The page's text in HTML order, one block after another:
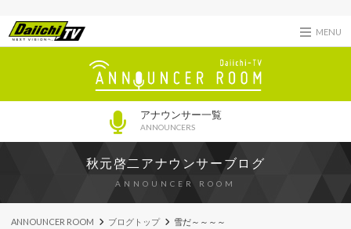
MENU
アナウンサー一覧
ANNOUNCERS
秋元啓二アナウンサーブログ
ANNOUNCER ROOM
ANNOUNCER ROOM ブログトップ 雪だ～～～～